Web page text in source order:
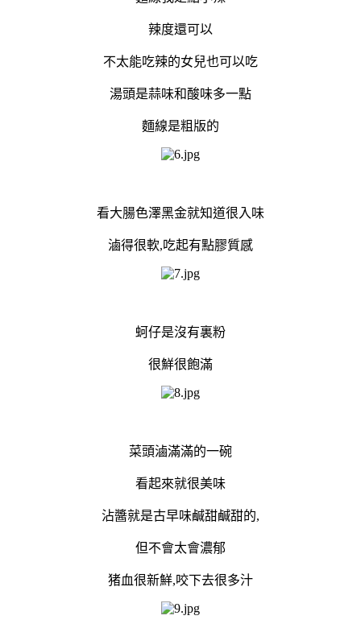
辣度還可以
不太能吃辣的女兒也可以吃
湯頭是蒜味和酸味多一點
麵線是粗版的
看大腸色澤黑金就知道很入味
滷得很軟,吃起有點膠質感
蚵仔是沒有裏粉
很鮮很飽滿
菜頭滷滿滿的一碗
看起來就很美味
沾醬就是古早味鹹甜鹹甜的,
但不會太會濃郁
猪血很新鮮,咬下去很多汁